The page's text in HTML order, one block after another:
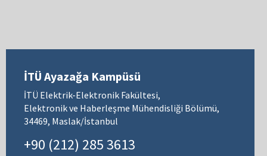
İTÜ Ayazağa Kampüsü
İTÜ Elektrik-Elektronik Fakültesi,
Elektronik ve Haberleşme Mühendisliği Bölümü,
34469, Maslak/İstanbul
+90 (212) 285 3613